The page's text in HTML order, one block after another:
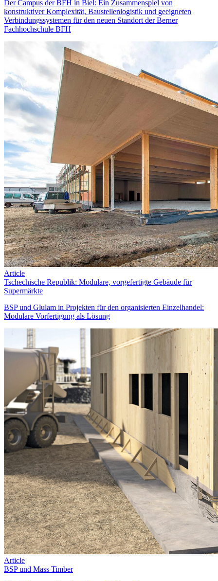
Der Campus der BFH in Biel: Ein Zusammenspiel von
konstruktiver Komplexität, Baustellenlogistik und geeigneten
Verbindungssystemen für den neuen Standort der Berner
Fachhochschule BFH
Article
Tschechische Republik: Modulare, vorgefertigte Gebäude für
Supermärkte
BSP und Glulam in Projekten für den organisierten Einzelhandel:
Modulare Vorfertigung als Lösung
Article
BSP und Mass Timber